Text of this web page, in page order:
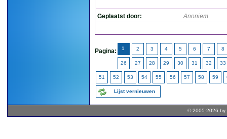
Geplaatst door: Anoniem
Pagina: 1 2 3 4 5 6 7 8
26 27 28 29 30 31 32 33
51 52 53 54 55 56 57 58 59
Lijst vernieuwen
© 2005-2026 by